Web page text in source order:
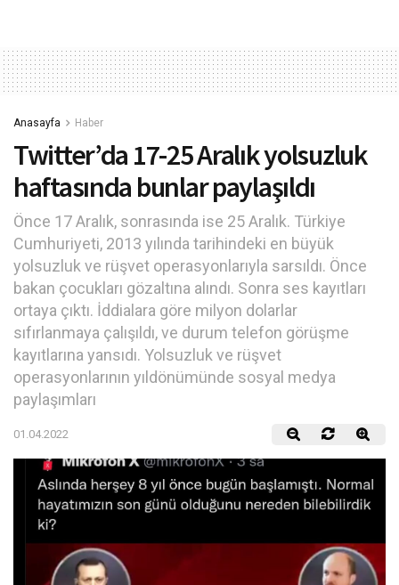
Anasayfa Haber
Twitter’da 17-25 Aralık yolsuzluk
haftasında bunlar paylaşıldı
Önce 17 Aralık, sonrasında ise 25 Aralık. Türkiye
Cumhuriyeti, 2013 yılında tarihindeki en büyük
yolsuzluk ve rüşvet operasyonlarıyla sarsıldı. Önce
bakan çocukları gözaltına alındı. Sonra ses kayıtları
ortaya çıktı. İddialara göre milyon dolarlar
sıfırlanmaya çalışıldı, ve durum telefon görüşme
kayıtlarına yansıdı. Yolsuzluk ve rüşvet
operasyonlarının yıldönümünde sosyal medya
paylaşımları
01.04.2022